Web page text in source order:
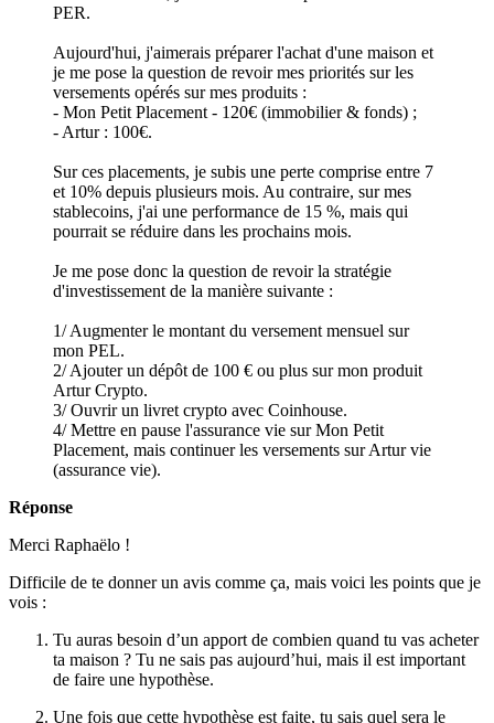
PER.
Aujourd'hui, j'aimerais préparer l'achat d'une maison et
je me pose la question de revoir mes priorités sur les
versements opérés sur mes produits :
- Mon Petit Placement - 120€ (immobilier & fonds) ;
- Artur : 100€.
Sur ces placements, je subis une perte comprise entre 7
et 10% depuis plusieurs mois. Au contraire, sur mes
stablecoins, j'ai une performance de 15 %, mais qui
pourrait se réduire dans les prochains mois.
Je me pose donc la question de revoir la stratégie
d'investissement de la manière suivante :
1/ Augmenter le montant du versement mensuel sur
mon PEL.
2/ Ajouter un dépôt de 100 € ou plus sur mon produit
Artur Crypto.
3/ Ouvrir un livret crypto avec Coinhouse.
4/ Mettre en pause l'assurance vie sur Mon Petit
Placement, mais continuer les versements sur Artur vie
(assurance vie).
Réponse
Merci Raphaëlo !
Difficile de te donner un avis comme ça, mais voici les points que je
vois :
Tu auras besoin d’un apport de combien quand tu vas acheter
ta maison ? Tu ne sais pas aujourd’hui, mais il est important
de faire une hypothèse.
Une fois que cette hypothèse est faite, tu sais quel sera le